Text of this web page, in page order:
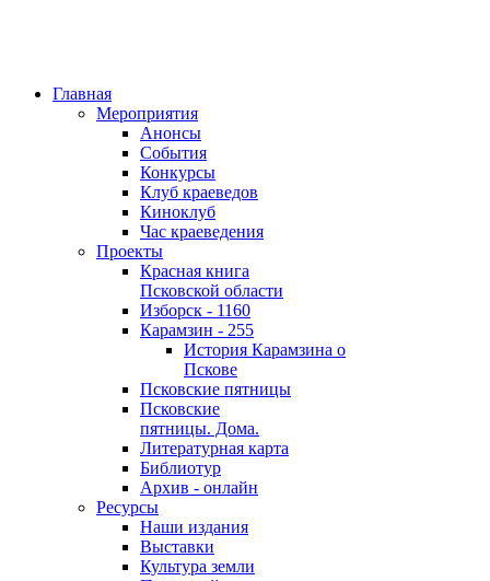
Главная
Мероприятия
Анонсы
События
Конкурсы
Клуб краеведов
Киноклуб
Час краеведения
Проекты
Красная книга
Псковской области
Изборск - 1160
Карамзин - 255
История Карамзина о
Пскове
Псковские пятницы
Псковские
пятницы. Дома.
Литературная карта
Библиотур
Архив - онлайн
Ресурсы
Наши издания
Выставки
Культура земли